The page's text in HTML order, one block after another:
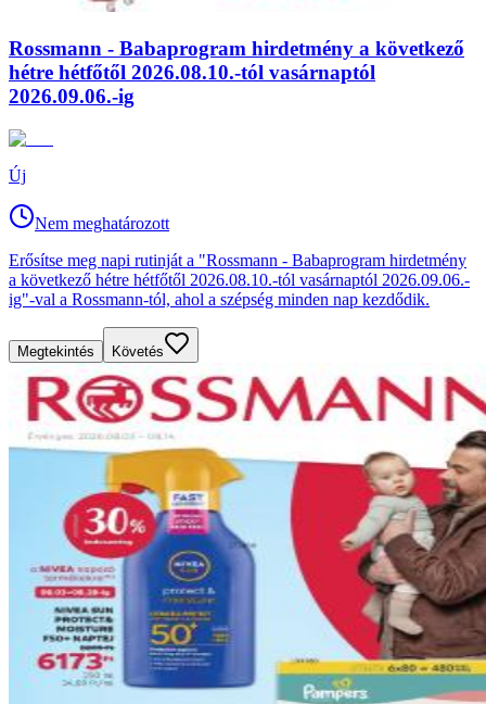
Rossmann - Babaprogram hirdetmény a következő
hétre hétfőtől 2026.08.10.-tól vasárnaptól
2026.09.06.-ig
Új
Nem meghatározott
Erősítse meg napi rutinját a "Rossmann - Babaprogram hirdetmény
a következő hétre hétfőtől 2026.08.10.-tól vasárnaptól 2026.09.06.-
ig"-val a Rossmann-tól, ahol a szépség minden nap kezdődik.
Megtekintés Követés